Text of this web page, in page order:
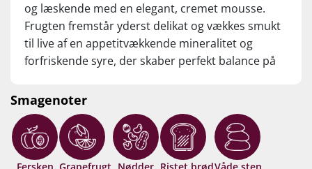
og læskende med en elegant, cremet mousse.
Frugten fremstår yderst delikat og vækkes smukt
til live af en appetitvækkende mineralitet og
forfriskende syre, der skaber perfekt balance på
gærresterne løfter afslutningen med
champagneagtig dybde og kompleksitet. En
fremragende spumante fra en af de fineste
adresser i Barolo! Drik nu, eller gem 5–10 år.
Smagenoter